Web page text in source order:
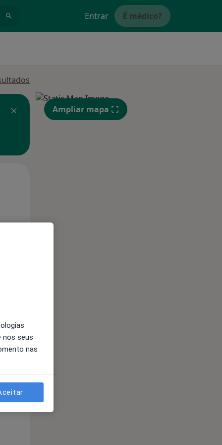
Entrar É médico?
Qua
12 Ago
Ampliar mapa
nos seus
nas